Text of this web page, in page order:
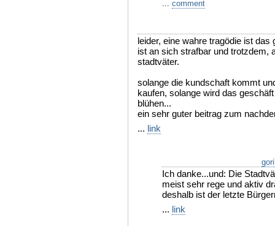
... comment
leider, eine wahre tragödie ist
ist an sich strafbar und trotzdem,
stadtväter.
solange die kundschaft kommt
kaufen, solange wird das
blühen...
ein sehr guter beitrag zum
... link
Ich danke...und: Die
meist sehr rege und aktiv
deshalb ist der letzte
... link